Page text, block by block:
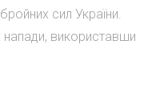
сил України.
напади, використавши